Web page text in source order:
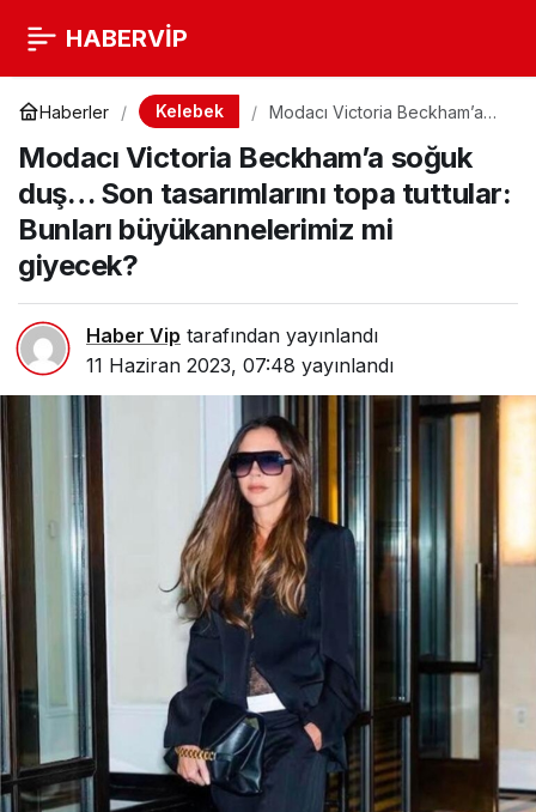
HABERVİP
Haberler Kelebek
Modacı Victoria Beckham’a
topa tuttular: Bunları
büyükannelerimiz mi
giyecek?
Modacı Victoria Beckham’a soğuk
duş… Son tasarımlarını topa tuttular:
Bunları büyükannelerimiz mi
giyecek?
Haber Vip tarafından yayınlandı
11 Haziran 2023, 07:48 yayınlandı